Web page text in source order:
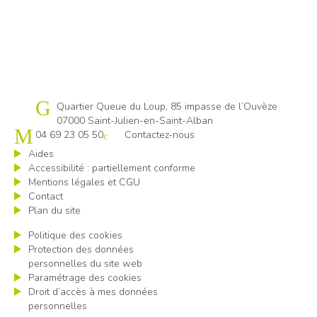
Cap emploi 07-26
Quartier Queue du Loup, 85 impasse de l’Ouvèze
07000 Saint-Julien-en-Saint-Alban
04 69 23 05 50
Contactez-nous
Aides
Accessibilité : partiellement conforme
Mentions légales et CGU
Contact
Plan du site
Politique des cookies
Protection des données
personnelles du site web
Paramétrage des cookies
Droit d’accès à mes données
personnelles